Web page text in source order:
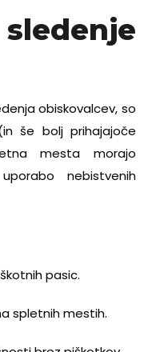
obiskovalcev, so
še bolj prihajajoče
mesta morajo
nebistvenih
pasic.
spletnih mestih.